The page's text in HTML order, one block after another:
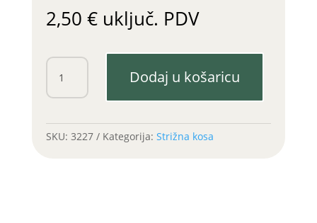
2,50 € uključ. PDV
Zatikač
štapa
količina
Dodaj u košaricu
SKU: 3227 Kategorija: Strižna kosa